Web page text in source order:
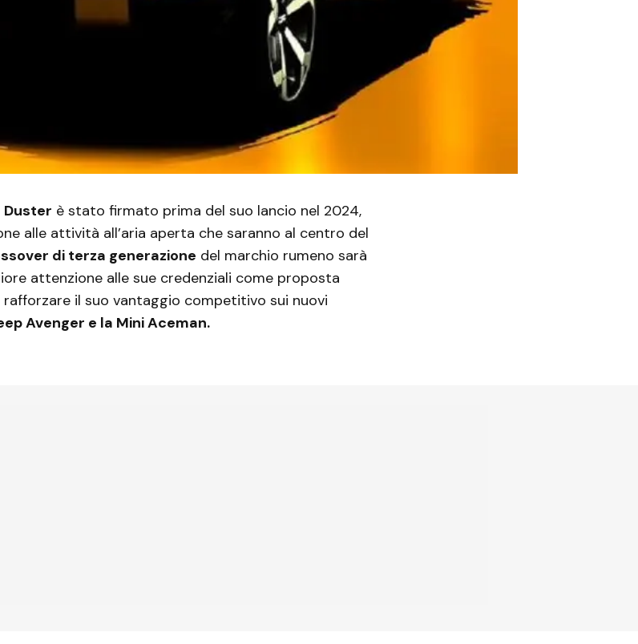
Duster è stato firmato prima del suo lancio nel 2024,
alle attività all’aria aperta che saranno al centro del
di terza generazione del marchio rumeno sarà
attenzione alle sue credenziali come proposta
il suo vantaggio competitivo sui nuovi
Avenger e la Mini Aceman.